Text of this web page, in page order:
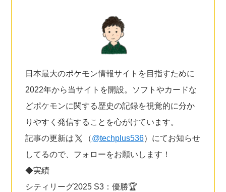
日本最大のポケモン情報サイトを目指すために
2022年から当サイトを開設。ソフトやカードな
どポケモンに関する歴史の記録を視覚的に分か
りやすく発信することを心がけています。
記事の更新は
（@techplus536）にてお知らせ
してるので、フォローをお願いします！
◆実績
シティリーグ2025 S3：優勝🏆